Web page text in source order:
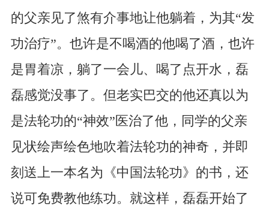
的父亲见了煞有介事地让他躺着，为其“发
功治疗”。也许是不喝酒的他喝了酒，也许
是胃着凉，躺了一会儿、喝了点开水，磊
磊感觉没事了。但老实巴交的他还真以为
是法轮功的“神效”医治了他，同学的父亲
见状绘声绘色地吹着法轮功的神奇，并即
刻送上一本名为《中国法轮功》的书，还
说可免费教他练功。就这样，磊磊开始了